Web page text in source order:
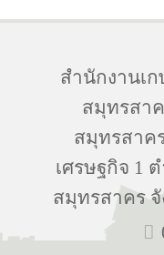
สำนักงานเ
สมุทรสา
สมุทรสาค
เศรษฐกิจ 1
สมุทรสาคร